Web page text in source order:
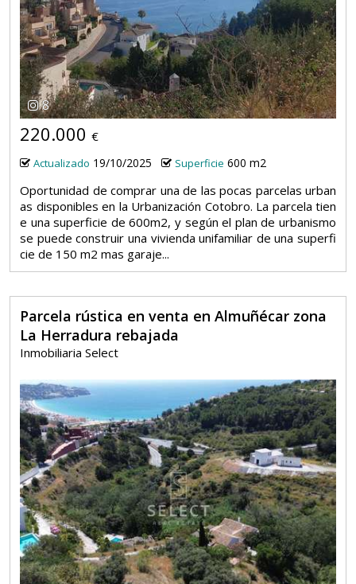
8
220.000 €
Actualizado 19/10/2025 Superficie 600 m2
Oportunidad de comprar una de las pocas parcelas urban
as disponibles en la Urbanización Cotobro. La parcela tien
e una superficie de 600m2, y según el plan de urbanismo
se puede construir una vivienda unifamiliar de una superfi
cie de 150 m2 mas garaje...
Parcela rústica en venta en Almuñécar zona
La Herradura rebajada
Inmobiliaria Select